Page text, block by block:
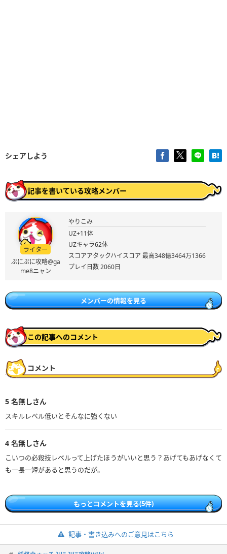
シェアしよう
記事を書いている攻略メンバー
ライター
ぷにぷに攻略@ga
me8ニャン
やりこみ
UZ+11体
UZキャラ62体
スコアアタックハイスコア 最高348億3464万1366
プレイ日数 2060日
メンバーの情報を見る
この記事へのコメント
コメント
5 名無しさん
スキルレベル低いとそんなに強くない
4 名無しさん
こいつの必殺技レベルって上げたほうがいいと思う？あげてもあげなくて
も一長一短があると思うのだが。
もっとコメントを見る(5件)
記事・書き込みへのご意見はこちら